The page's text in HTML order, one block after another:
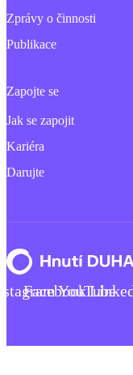
Zprávy o činnosti
Publikace
Zapojte se
Jak se zapojit
Kariéra
Darujte
FacebookYouTube